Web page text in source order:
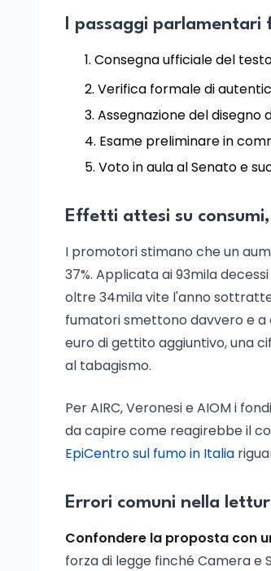
I passaggi
Consegna ufficiale del
Verifica formale di
Assegnazione del disegno
Esame preliminare in
Voto in aula al Senato e
Effetti attesi su
I promotori stimano che un
37%. Applicata ai 93mila
oltre 34mila vite l'anno
fumatori smettono davvero e a
euro di gettito aggiuntivo, una
al tabagismo.
Per AIRC, Veronesi e AIOM i
da capire come reagirebbe il
EpiCentro sul fumo in Italia
Errori comuni nella
Confondere la proposta con
forza di legge finché Camera e